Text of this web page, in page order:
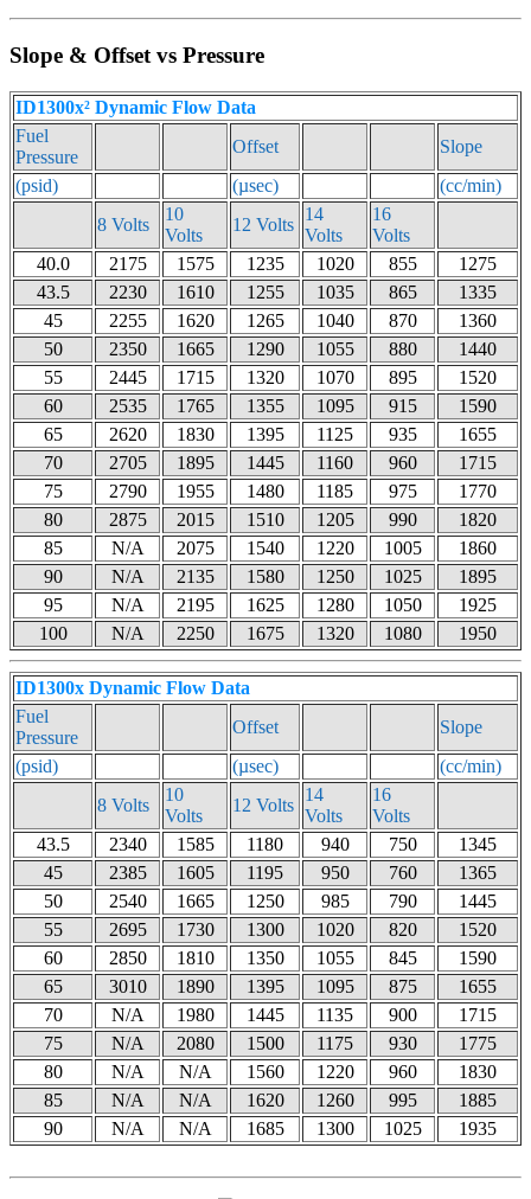
Slope & Offset vs Pressure
ID1300x² Dynamic Flow Data
Fuel
Pressure
Offset
Slope
(psid)
(µsec)
(cc/min)
8 Volts
10
Volts
12 Volts
14
Volts
16
Volts
40.0
2175 1575 1235 1020 855
1275
43.5
2230 1610 1255 1035 865
1335
45
2255 1620 1265 1040 870
1360
50
2350 1665 1290 1055 880
1440
55
2445 1715 1320 1070 895
1520
60
2535 1765 1355 1095 915
1590
65
2620 1830 1395 1125 935
1655
70
2705 1895 1445 1160 960
1715
75
2790 1955 1480 1185 975
1770
80
2875 2015 1510 1205 990
1820
85
N/A 2075 1540 1220 1005
1860
90
N/A 2135 1580 1250 1025
1895
95
N/A 2195 1625 1280 1050
1925
100
N/A 2250 1675 1320 1080 1950
ID1300x Dynamic Flow Data
Fuel
Pressure
Offset
Slope
(psid)
(µsec)
(cc/min)
8 Volts
10
Volts
12 Volts
14
Volts
16
Volts
43.5
2340 1585 1180 940 750
1345
45
2385 1605 1195 950 760
1365
50
2540 1665 1250 985 790
1445
55
2695 1730 1300 1020 820
1520
60
2850 1810 1350 1055 845
1590
65
3010 1890 1395 1095 875
1655
70
N/A 1980 1445 1135 900
1715
75
N/A 2080 1500 1175 930
1775
80
N/A N/A 1560 1220 960
1830
85
N/A N/A 1620 1260 995
1885
90
N/A N/A 1685 1300 1025 1935